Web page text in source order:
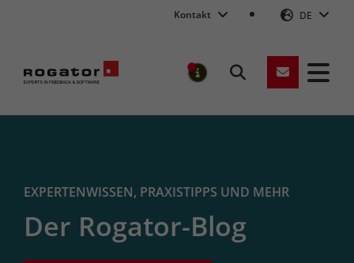
Kontakt DE
MELDUNGEN
Suchen
EXPERTENWISSEN, PRAXISTIPPS UND MEHR
Der Rogator-Blog